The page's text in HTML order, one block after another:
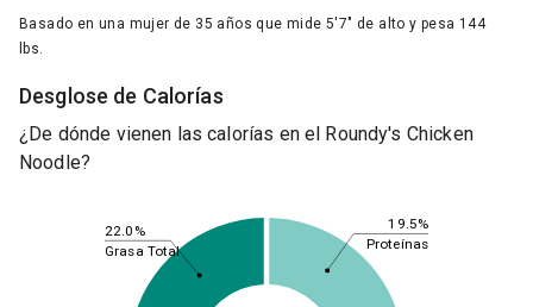
Basado en una mujer de 35 años que mide 5'7" de alto y pesa 144
lbs.
Desglose de Calorías
¿De dónde vienen las calorías en el Roundy's Chicken
Noodle?
19.5%
22.0%
Proteínas
Grasa Total